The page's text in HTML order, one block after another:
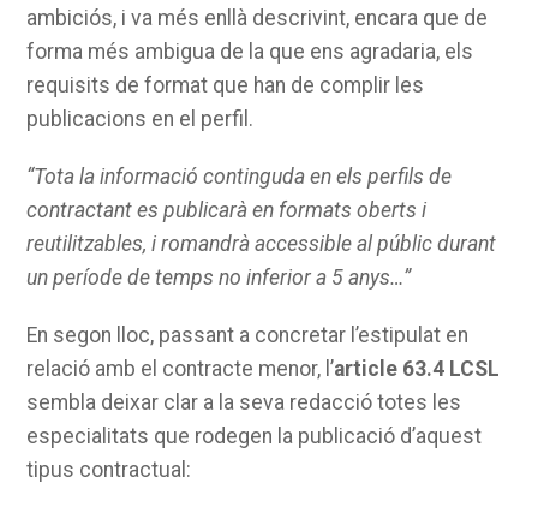
ambiciós, i va més enllà descrivint, encara que de
forma més ambigua de la que ens agradaria, els
requisits de format que han de complir les
publicacions en el perfil.
“Tota la informació continguda en els perfils de
contractant es publicarà en formats oberts i
reutilitzables, i romandrà accessible al públic durant
un període de temps no inferior a 5 anys…”
En segon lloc, passant a concretar l’estipulat en
relació amb el contracte menor, l’article 63.4 LCSL
sembla deixar clar a la seva redacció totes les
especialitats que rodegen la publicació d’aquest
tipus contractual: